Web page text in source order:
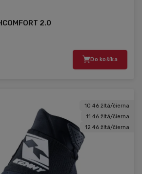
2.0
Do košíka
10 46 žltá/čierna
11 46 žltá/čierna
12 46 žltá/čierna